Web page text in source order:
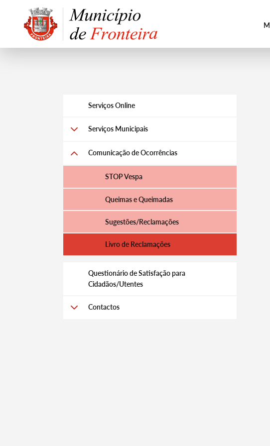
Serviços Online
Serviços Municipais
Comunicação de Ocorrências
STOP Vespa
Queimas e Queimadas
Sugestões/Reclamações
Livro de Reclamações
Questionário de Satisfação para
Cidadãos/Utentes
Contactos